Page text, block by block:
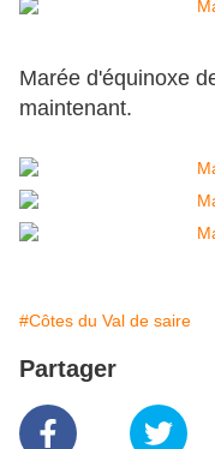
Marée d'équinoxe
maintenant.
#Côtes du Val de saire
Partager